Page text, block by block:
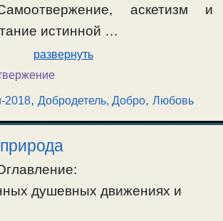
аскетизм и
истинной …
развернуть
2018,Добродетель, Добро,Любовь
душевных движениях и